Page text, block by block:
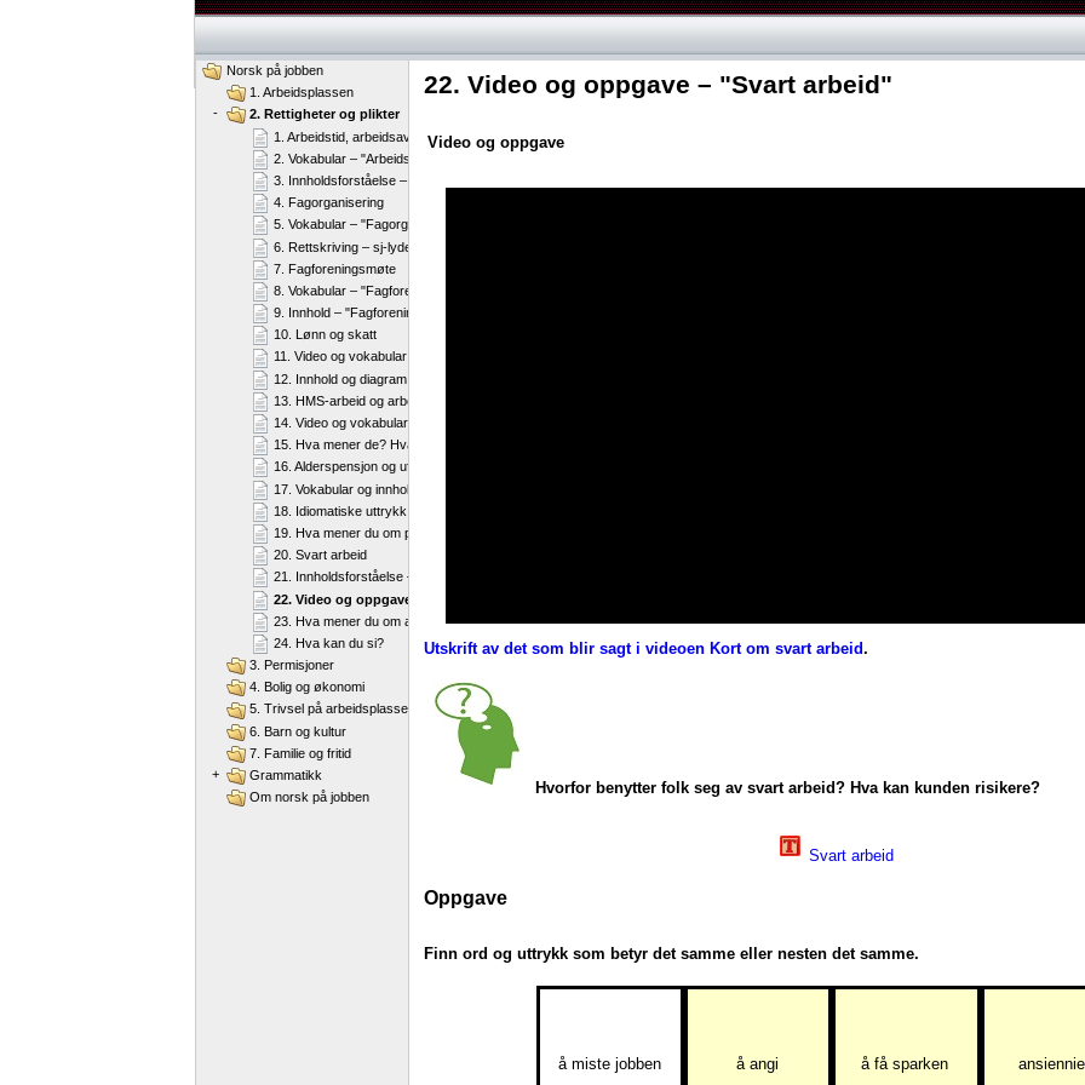
22. Video og oppgave – "Svart arbeid"
Video og oppgave
Utskrift av det som blir sagt i videoen Kort om svart arbeid.
Hvorfor benytter folk seg av svart arbeid? Hva kan kunden risikere?
Svart arbeid
Oppgave
Finn ord og uttrykk som betyr det samme eller nesten det samme.
å miste jobben å angi å få sparken
Norsk på jobben
1. Arbeidsplassen
-
2. Rettigheter og plikter
1. Arbeidstid, arbeidsavtale og ferie
2. Vokabular – "Arbeidstid, arbeidsavtale og ferie"
3. Innholdsforståelse – "Arbeidstid, arbeidsavtale og ferie"
4. Fagorganisering
5. Vokabular – "Fagorganisering"
6. Rettskriving – sj-lyden
7. Fagforeningsmøte
8. Vokabular – "Fagforeningsmøte"
9. Innhold – "Fagforeningsmøte"
10. Lønn og skatt
11. Video og vokabular – "Lønn og skatt"
12. Innhold og diagram – "Lønn og skatt"
13. HMS-arbeid og arbeidsmiljøloven
14. Video og vokabular – "HMS-arbeid og arbeidsmiljøloven"
15. Hva mener de? Hva mener du?
16. Alderspensjon og uførepensjon
17. Vokabular og innholdsforståelse – "Alderspensjon og uførepensjon"
18. Idiomatiske uttrykk
19. Hva mener du om påstandene?
20. Svart arbeid
21. Innholdsforståelse – "Svart arbeid"
22. Video og oppgave – "Svart arbeid"
23. Hva mener du om arbeidstakernes rettigheter og plikter?
24. Hva kan du si?
3. Permisjoner
4. Bolig og økonomi
5. Trivsel på arbeidsplassen
6. Barn og kultur
7. Familie og fritid
+
Grammatikk
Om norsk på jobben